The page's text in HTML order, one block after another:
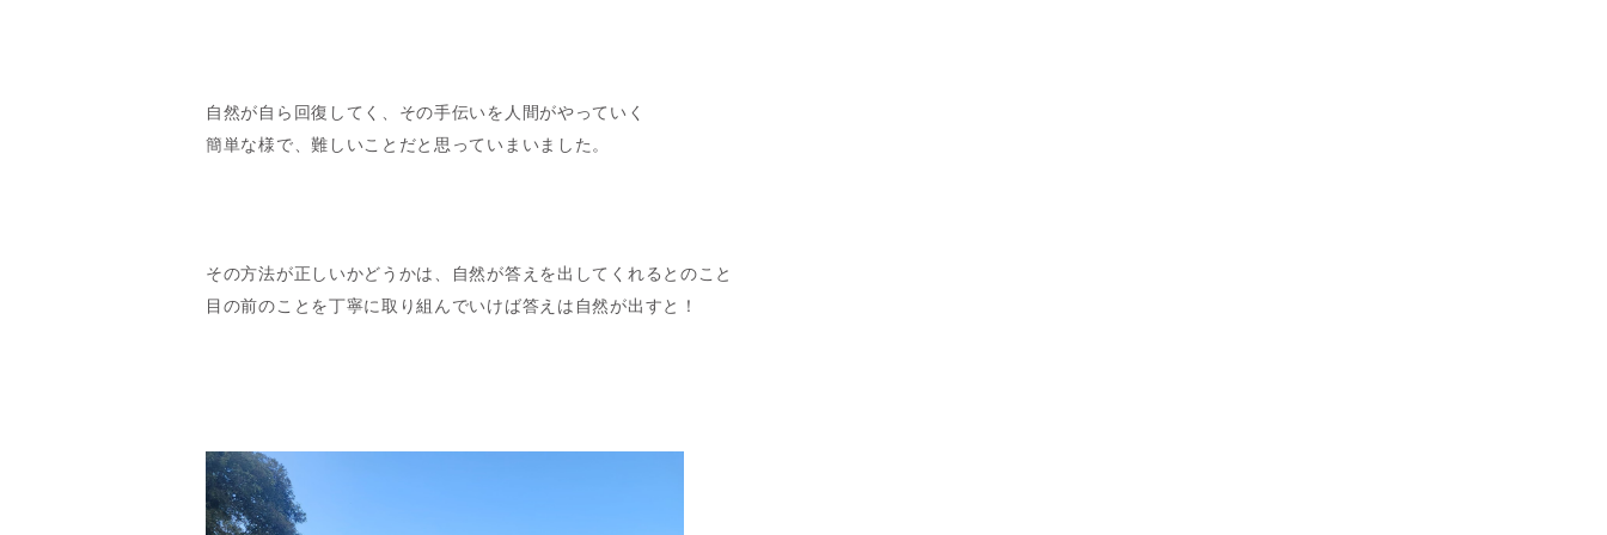
自然が自ら回復してく、その手伝いを人間がやっていく
簡単な様で、難しいことだと思っていまいました。
その方法が正しいかどうかは、自然が答えを出してくれるとのこと
目の前のことを丁寧に取り組んでいけば答えは自然が出すと！